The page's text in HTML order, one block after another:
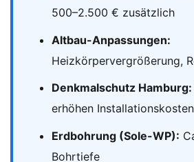
500–2.500 € zusätzlich
Altbau-Anpassungen:
Heizkörpervergrößerung,
Denkmalschutz Hamburg:
erhöhen Installationskosten
Erdbohrung (Sole-WP):
Bohrtiefe